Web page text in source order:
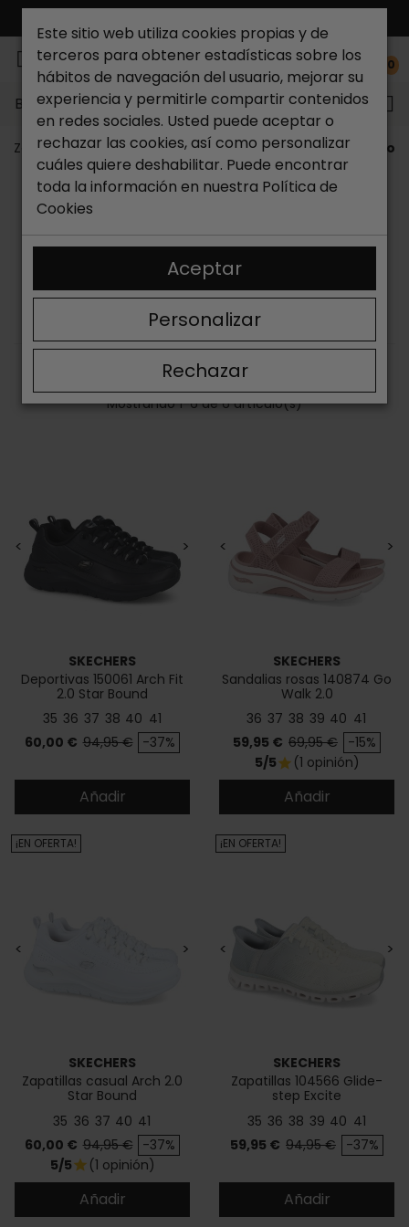
0
Buscar...
Zapateria Catchalot Marcas Skechers Coleccion
COLECCIÓN ARCH FIT SKECHERS
Skechers Arch Fit
de zapatillas estadounidense que combina estilo con
cómodamente durante 24 horas al día, 7 horas de la
semana. Son cómodas tanto para hacer deporte como
para cualquier situación en tu tiempo libre.
Mostrando 1-6 de 6 artículo(s)
< >
SKECHERS
Deportivas 150061 Arch Fit
2.0 Star Bound
35 36 37 38 40 41
Precio
60,00 € Precio base
94,95 € -37%
Añadir
< >
SKECHERS
Sandalias rosas 140874 Go
Walk 2.0
36 37 38 39 40 41
Precio
59,95 € Precio base
69,95 € -15%
5/5star (1 opinión)
Añadir
< >
SKECHERS
Zapatillas casual Arch 2.0
Star Bound
35 36 37 40 41
Precio
60,00 € Precio base
94,95 € -37%
¡EN OFERTA!
5/5star (1 opinión)
Añadir
< >
SKECHERS
Zapatillas 104566 Glide-
step Excite
35 36 38 39 40 41
Precio
59,95 € Precio base
94,95 € -37%
¡EN OFERTA!
Añadir
Este sitio web utiliza cookies propias y de
terceros para obtener estadísticas sobre los
hábitos de navegación del usuario, mejorar su
experiencia y permitirle compartir contenidos
en redes sociales. Usted puede aceptar o
rechazar las cookies, así como personalizar
cuáles quiere deshabilitar. Puede encontrar
toda la información en nuestra Política de
Cookies
Rechazar
Personalizar
Aceptar